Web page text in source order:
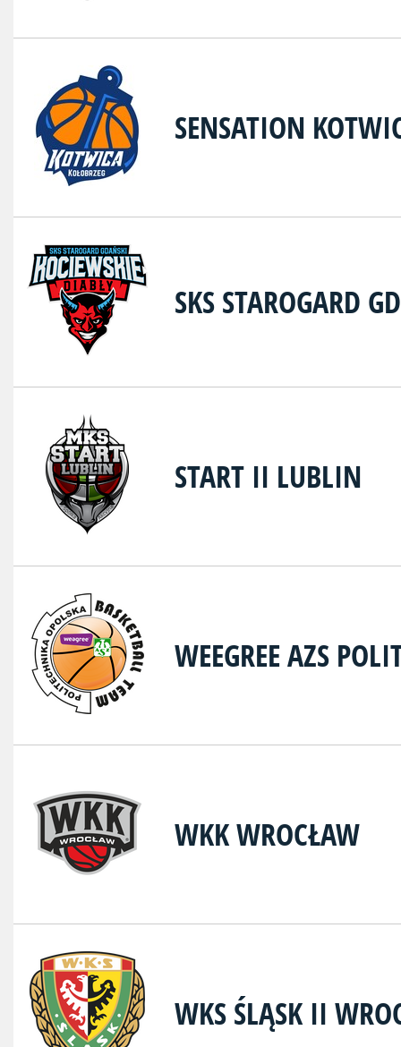
SENSATION
SKS STAROGARD
START II LUBLIN
WEEGREE AZS
WKK WROCŁAW
WKS ŚLĄSK II